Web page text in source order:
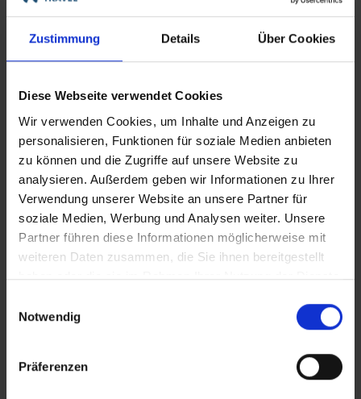
Zustimmung Details Über Cookies
Diese Webseite verwendet Cookies
Wir verwenden Cookies, um Inhalte und Anzeigen zu
personalisieren, Funktionen für soziale Medien anbieten
zu können und die Zugriffe auf unsere Website zu
analysieren. Außerdem geben wir Informationen zu Ihrer
Verwendung unserer Website an unsere Partner für
soziale Medien, Werbung und Analysen weiter. Unsere
Partner führen diese Informationen möglicherweise mit
weiteren Daten zusammen, die Sie ihnen bereitgestellt
haben oder die sie im Rahmen Ihrer Nutzung der Dienste
Notwendig
Präferenzen
Themenreisen
Flusskreuzfahrten Deutschland